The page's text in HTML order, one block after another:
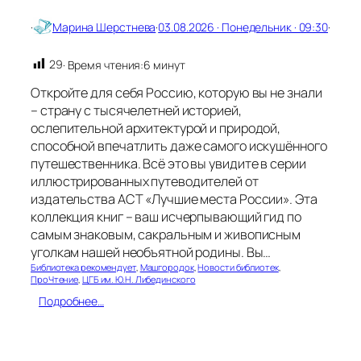
з
н
ц
в
а
:
с
т
а
н
и
ц
ы
д
е
с
· Марина Шерстнева·03.08.2026 · Понедельник · 09:30·
29· Время чтения:6 минут
Откройте для себя Россию, которую вы не знали
– страну с тысячелетней историей,
ослепительной архитектурой и природой,
способной впечатлить даже самого искушённого
путешественника. Всё это вы увидите в серии
иллюстрированных путеводителей от
издательства АСТ «Лучшие места России». Эта
коллекция книг – ваш исчерпывающий гид по
самым знаковым, сакральным и живописным
уголкам нашей необъятной родины. Вы…
Библиотека рекомендует, Машгородок, Новости библиотек
ПроЧтение ЦГБ им. Ю.Н. Либединского
Подробнее…